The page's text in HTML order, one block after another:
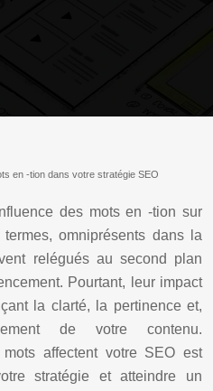
en -tion dans votre stratégie SEO
des mots en -tion sur
omniprésents dans la
relégués au second plan
Pourtant, leur impact
la clarté, la pertinence et,
de votre contenu.
affectent votre SEO est
stratégie et atteindre un